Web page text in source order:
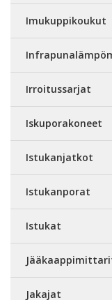
Imukuppikoukut
Irroitussarjat
Iskuporakoneet
Istukanjatkot
Istukanporat
Istukat
Jakajat